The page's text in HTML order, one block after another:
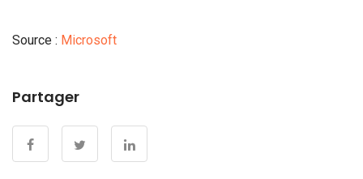
Source : Microsoft
Partager